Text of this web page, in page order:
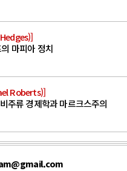
마피아 정치
Roberts)]
주류 경제학과 마르크스주의